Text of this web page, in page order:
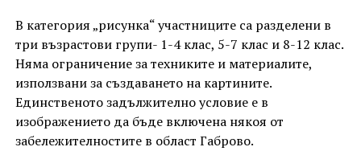
В категория „рисунка“ участниците са разделени в
три възрастови групи- 1-4 клас, 5-7 клас и 8-12 клас.
Няма ограничение за техниките и материалите,
използвани за създаването на картините.
Единственото задължително условие е в
изображението да бъде включена някоя от
забележителностите в област Габрово.